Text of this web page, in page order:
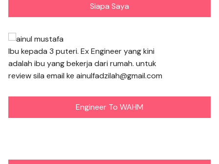
Siapa Saya
Ibu kepada 3 puteri. Ex Engineer yang kini
adalah ibu yang bekerja dari rumah. untuk
review sila email ke ainulfadzilah@gmail.com
Engineer To WAHM